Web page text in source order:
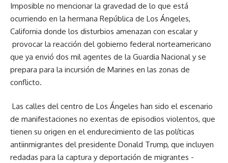
Imposible no mencionar la gravedad de lo que está
ocurriendo en la hermana República de Los Ángeles,
California donde los disturbios amenazan con escalar y
provocar la reacción del gobierno federal norteamericano
que ya envió dos mil agentes de la Guardia Nacional y se
prepara para la incursión de Marines en las zonas de
conflicto.
Las calles del centro de Los Ángeles han sido el escenario
de manifestaciones no exentas de episodios violentos, que
tienen su origen en el endurecimiento de las políticas
antiinmigrantes del presidente Donald Trump, que incluyen
redadas para la captura y deportación de migrantes -